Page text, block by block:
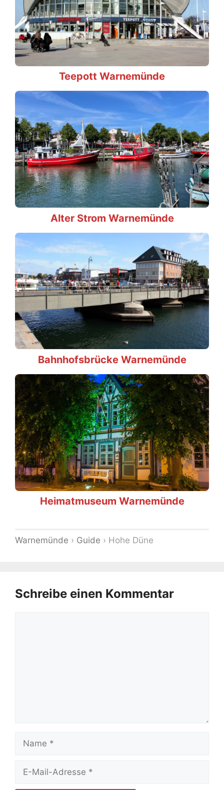
Teepott Warnemünde
Alter Strom Warnemünde
Bahnhofsbrücke Warnemünde
Heimatmuseum Warnemünde
Warnemünde › Guide › Hohe Düne
Schreibe einen Kommentar
Name